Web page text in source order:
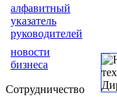
алфавитный
указатель
руководителей
новости
бизнеса
Сотрудничество